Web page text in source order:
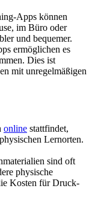
Apps können
im Büro oder
und bequemer.
ermöglichen es
Dies ist
mit unregelmäßigen
online stattfindet,
Lernorten.
sind oft
physische
Kosten für Druck-